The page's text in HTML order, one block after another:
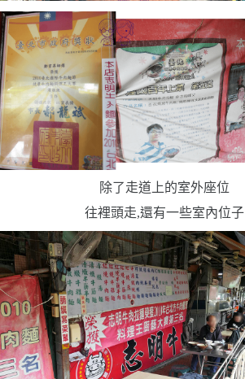
除了走道上的室外座位
往裡頭走,還有一些室內位子